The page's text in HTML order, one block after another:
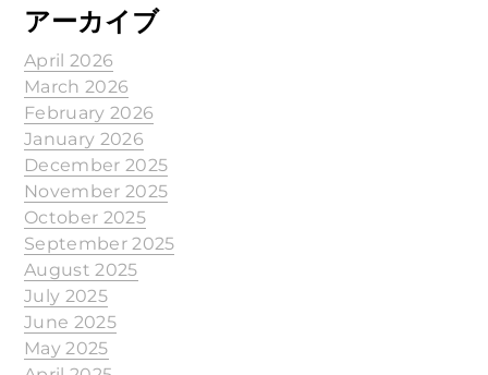
アーカイブ
April 2026
March 2026
February 2026
January 2026
December 2025
November 2025
October 2025
September 2025
August 2025
July 2025
June 2025
May 2025